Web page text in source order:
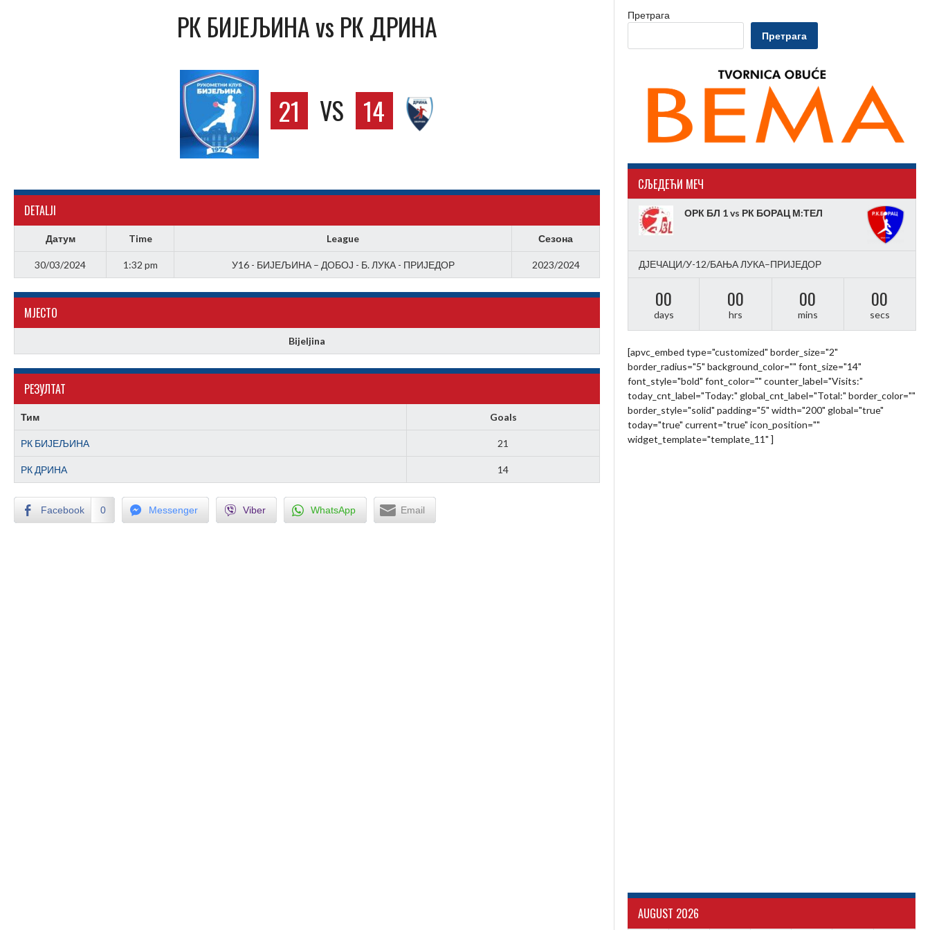
РК БИЈЕЉИНА vs РК ДРИНА
21 VS 14
DETALJI
Датум Time League Сезона
30/03/2024 1:32 pm У16 - БИЈЕЉИНА – ДОБОЈ - Б. ЛУКА - ПРИЈЕДОР 2023/2024
МJЕСТО
Bijeljina
РЕЗУЛТАТ
Тим Goals
РК БИЈЕЉИНА 21
РК ДРИНА 14
Facebook 0 Messenger Viber WhatsApp Email
Претрага
Претрага
CЉЕДЕЋИ МЕЧ
ОРК БЛ 1 vs РК БОРАЦ М:ТЕЛ
ДЈЕЧАЦИ/У-12/БАЊА ЛУКА–ПРИЈЕДОР
00
days
00
hrs
00
mins
00
secs
[apvc_embed type="customized" border_size="2"
border_radius="5" background_color="" font_size="14"
font_style="bold" font_color="" counter_label="Visits:"
today_cnt_label="Today:" global_cnt_label="Total:" border_color=""
border_style="solid" padding="5" width="200" global="true"
today="true" current="true" icon_position=""
widget_template="template_11" ]
AUGUST 2026